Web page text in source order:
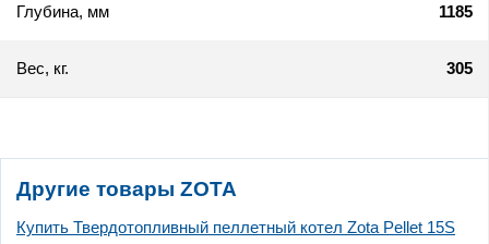
Глубина, мм 1185
Вес, кг. 305
Другие товары ZOTA
Купить Твердотопливный пеллетный котел Zota Pellet 15S